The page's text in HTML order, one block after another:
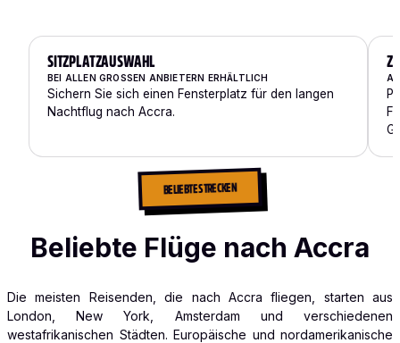
SITZPLATZAUSWAHL
BEI ALLEN GROSSEN ANBIETERN ERHÄLTLICH
Sichern Sie sich einen Fensterplatz für den langen
Nachtflug nach Accra.
BELIEBTE STRECKEN
Beliebte Flüge nach Accra
Die meisten Reisenden, die nach Accra fliegen, starten aus
London, New York, Amsterdam und verschiedenen
westafrikanischen Städten. Europäische und nordamerikanische